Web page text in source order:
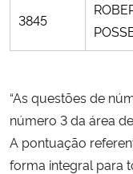
3845
“As questões de
número 3 da área
A pontuação
forma integral para